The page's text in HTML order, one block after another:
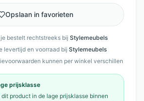
Opslaan in favorieten
bestelt rechtstreeks bij Stylemeubels
levertijd en voorraad bij Stylemeubels
kunnen per winkel verschillen
prijsklasse
product in de lage prijsklasse binnen